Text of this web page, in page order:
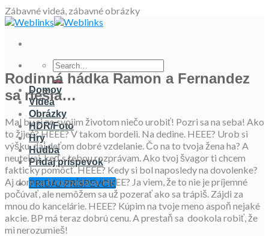
Zábavné videá, zábavné obrázkySkip
Domov
Videá
Obrázky
HDR/Foto
Hry
Hudba
Pridaj príspevok
PRIDAJ PRÍSPEVOK
Rodinná hádka Ramon a Fernandez
sa riešia…
Mal by si zo svojim životom niečo urobiť! Pozri sa na seba! Ako
to žiješ? HEEE? V takom bordeli. Na dedine. HEEE? Urob si
výšku, daj deťom dobré vzdelanie. Čo na to tvoja žena ha? A
neutekaj, keď s tebou rozprávam. Ako tvoj švagor ti chcem
fakticky pomôcť. HEEE? Kedy si bol naposledy na dovolenke?
Aj dom sa ti rozpadáva. HEEE? Ja viem, že to nie je príjemné
počúvať, ale nemôžem sa už pozerať ako sa trápiš. Zájdi za
mnou do kancelárie. HEEE? Kúpim na tvoje meno aspoň nejaké
akcie. BP má teraz dobrú cenu. A prestaň sa dookola robiť, že
mi nerozumieš!